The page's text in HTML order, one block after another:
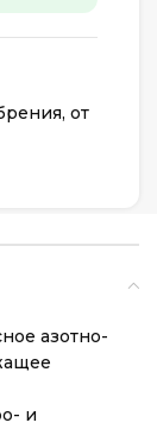
от
азотно-
и